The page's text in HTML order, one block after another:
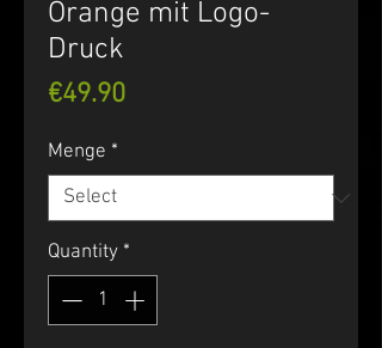
Orange mit Logo-
Druck
€49.90Price
Menge *
Quantity *